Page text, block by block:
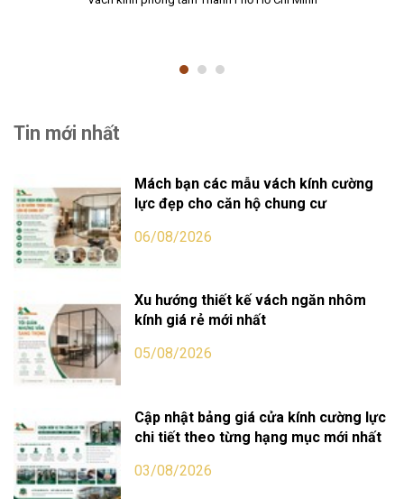
Tin mới nhất
Mách bạn các mẫu vách kính cường
lực đẹp cho căn hộ chung cư
06/08/2026
Xu hướng thiết kế vách ngăn nhôm
kính giá rẻ mới nhất
05/08/2026
Cập nhật bảng giá cửa kính cường lực
chi tiết theo từng hạng mục mới nhất
03/08/2026